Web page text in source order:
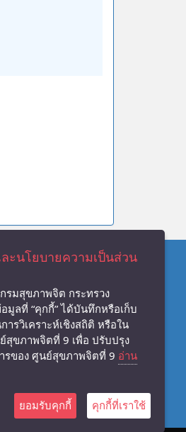
.เมือง จ.นครราชสีมา 30000
ฟกซ์ 0-4425-6730
ะนโยบายความเป็นส่วน
มสุขภาพจิต กระทรวง
มูลที่ “คุกกี้” ได้บันทึกหรือเก็บ
ารวิเคราะห์เชิงสถิติ หรือใน
สุขภาพจิตที่ 9 เพื่อ ปรับปรุง
รของ ศูนย์สุขภาพจิตที่ 9 อ่าน
ยอมรับคุกกี้ คุกกี้ที่เราใช้